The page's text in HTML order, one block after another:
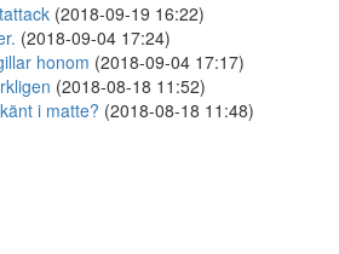
(2018-09-19 16:22)
(2018-09-04 17:24)
honom (2018-09-04 17:17)
(2018-08-18 11:52)
i matte? (2018-08-18 11:48)